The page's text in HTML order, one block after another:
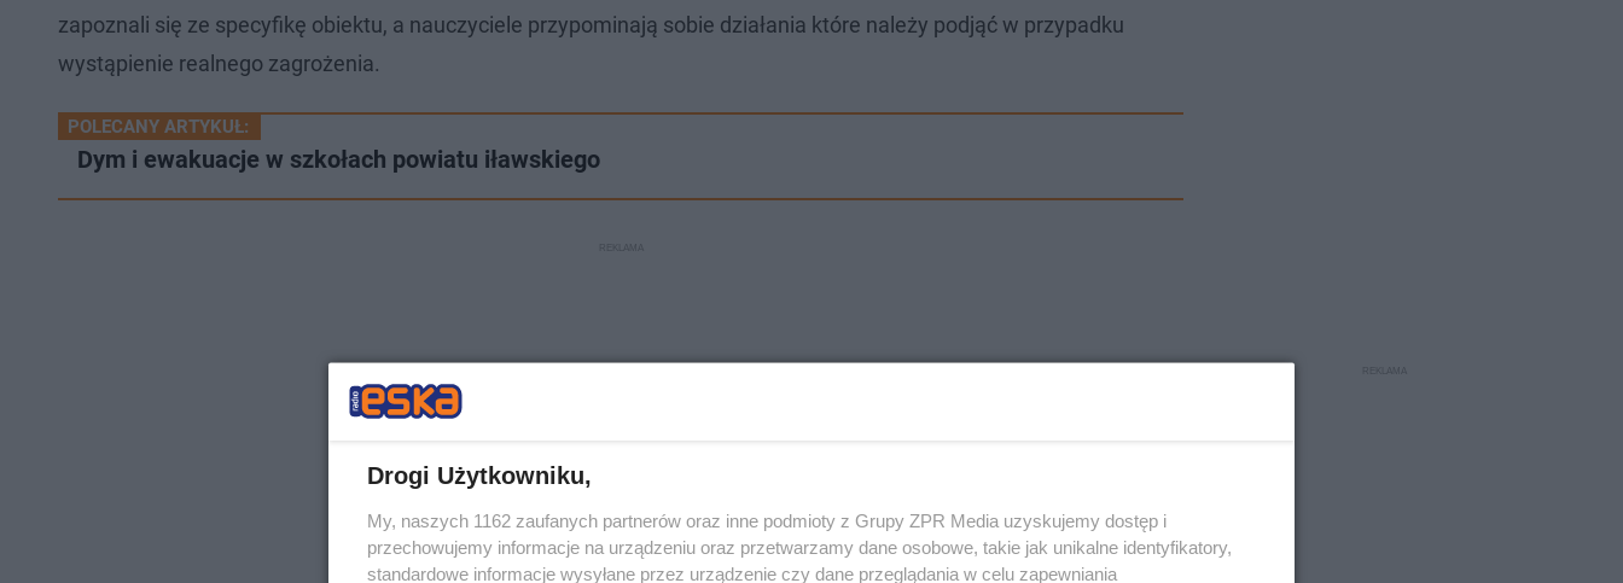
zapoznali się ze specyfikę obiektu, a nauczyciele przypominają sobie działania które należy podjąć w przypadku
wystąpienie realnego zagrożenia.
POLECANY ARTYKUŁ:
Dym i ewakuacje w szkołach powiatu iławskiego
Drogi Użytkowniku,
My, naszych 1162 zaufanych partnerów oraz inne podmioty z Grupy ZPR Media uzyskujemy dostęp i
przechowujemy informacje na urządzeniu oraz przetwarzamy dane osobowe, takie jak unikalne identyfikatory,
standardowe informacje wysyłane przez urządzenie czy dane przeglądania w celu zapewniania